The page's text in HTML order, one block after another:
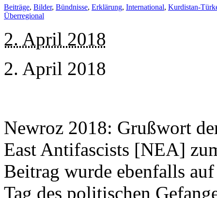
Beiträge, Bilder, Bündnisse, Erklärung, International, Kurdistan-
Überregional
2. April 2018
2. April 2018
Newroz 2018: Grußwort
East Antifascists [NEA]
Beitrag wurde ebenfalls
Tag des politischen